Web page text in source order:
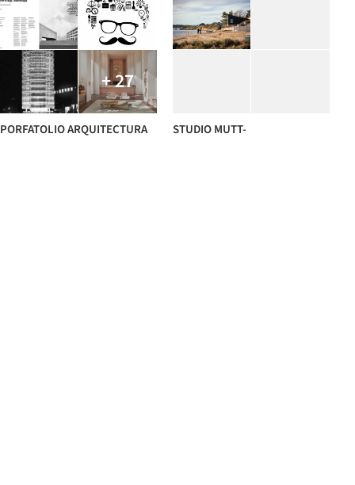
+ 27
PORFATOLIO ARQUITECTURA STUDIO MUTT-